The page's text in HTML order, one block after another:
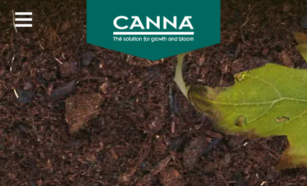
Skip
to
main
content